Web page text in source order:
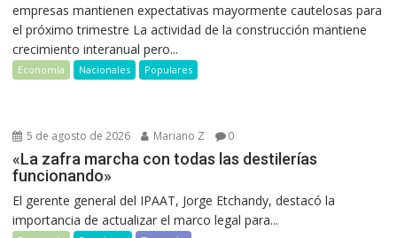
empresas mantienen expectativas mayormente cautelosas para
el próximo trimestre La actividad de la construcción mantiene
crecimiento interanual pero...
Economía Nacionales Populares
5 de agosto de 2026 Mariano Z 0
«La zafra marcha con todas las destilerías
funcionando»
El gerente general del IPAAT, Jorge Etchandy, destacó la
importancia de actualizar el marco legal para...